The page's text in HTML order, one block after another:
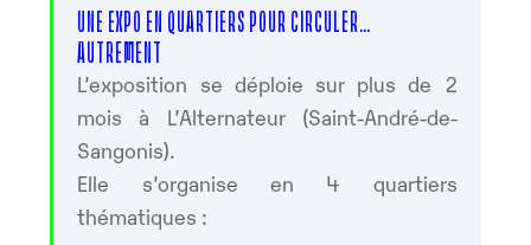
UNE EXPO EN QUARTIERS POUR CIRCULER…
AUTREMENT
L’exposition se déploie sur plus de 2
mois à L’Alternateur (Saint-André-de-
Sangonis).
Elle s’organise en 4 quartiers
thématiques :